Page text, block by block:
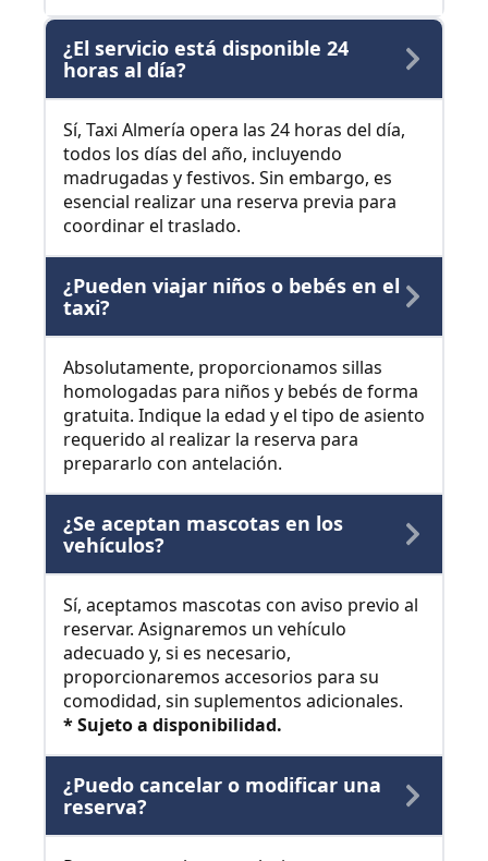
¿El servicio está disponible 24
horas al día?
Sí, Taxi Almería opera las 24 horas del día,
todos los días del año, incluyendo
madrugadas y festivos. Sin embargo, es
esencial realizar una reserva previa para
coordinar el traslado.
¿Pueden viajar niños o bebés en el
taxi?
Absolutamente, proporcionamos sillas
homologadas para niños y bebés de forma
gratuita. Indique la edad y el tipo de asiento
requerido al realizar la reserva para
prepararlo con antelación.
¿Se aceptan mascotas en los
vehículos?
Sí, aceptamos mascotas con aviso previo al
reservar. Asignaremos un vehículo
adecuado y, si es necesario,
proporcionaremos accesorios para su
comodidad, sin suplementos adicionales.
* Sujeto a disponibilidad.
¿Puedo cancelar o modificar una
reserva?